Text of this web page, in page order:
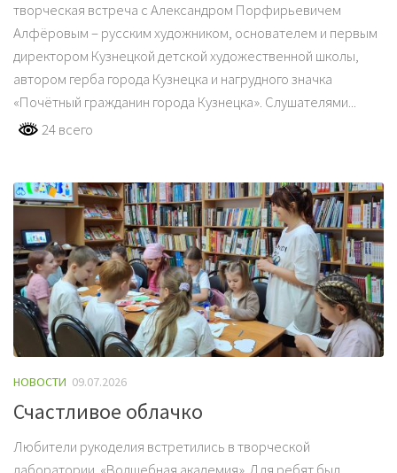
творческая встреча с Александром Порфирьевичем
Алфёровым – русским художником, основателем и первым
директором Кузнецкой детской художественной школы,
автором герба города Кузнецка и нагрудного значка
«Почётный гражданин города Кузнецка». Слушателями...
24 всего
НОВОСТИ 09.07.2026
Счастливое облачко
Любители рукоделия встретились в творческой